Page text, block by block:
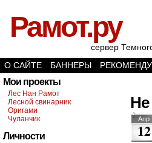
Рамот.ру
сервер
О САЙТЕ
БАННЕРЫ
Мои проекты
Лес Нан Рамот
Лесной свинарник
Оригами
Чуланчик
Личности
Не
Апр
12